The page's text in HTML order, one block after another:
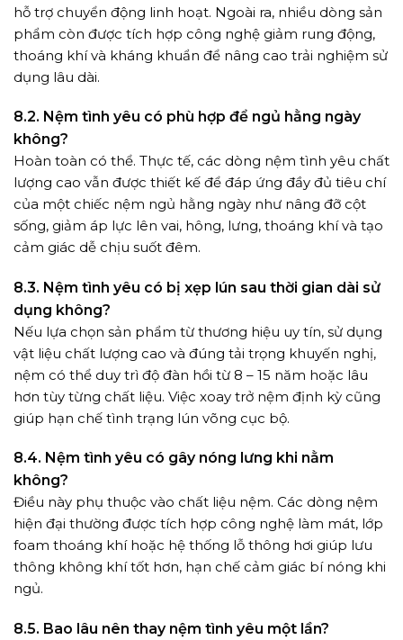
hỗ trợ chuyển động linh hoạt. Ngoài ra, nhiều dòng sản
phẩm còn được tích hợp công nghệ giảm rung động,
thoáng khí và kháng khuẩn để nâng cao trải nghiệm sử
dụng lâu dài.
8.2. Nệm tình yêu có phù hợp để ngủ hằng ngày
không?
Hoàn toàn có thể. Thực tế, các dòng nệm tình yêu chất
lượng cao vẫn được thiết kế để đáp ứng đầy đủ tiêu chí
của một chiếc nệm ngủ hằng ngày như nâng đỡ cột
sống, giảm áp lực lên vai, hông, lưng, thoáng khí và tạo
cảm giác dễ chịu suốt đêm.
8.3. Nệm tình yêu có bị xẹp lún sau thời gian dài sử
dụng không?
Nếu lựa chọn sản phẩm từ thương hiệu uy tín, sử dụng
vật liệu chất lượng cao và đúng tải trọng khuyến nghị,
nệm có thể duy trì độ đàn hồi từ 8 – 15 năm hoặc lâu
hơn tùy từng chất liệu. Việc xoay trở nệm định kỳ cũng
giúp hạn chế tình trạng lún võng cục bộ.
8.4. Nệm tình yêu có gây nóng lưng khi nằm
không?
Điều này phụ thuộc vào chất liệu nệm. Các dòng nệm
hiện đại thường được tích hợp công nghệ làm mát, lớp
foam thoáng khí hoặc hệ thống lỗ thông hơi giúp lưu
thông không khí tốt hơn, hạn chế cảm giác bí nóng khi
ngủ.
8.5. Bao lâu nên thay nệm tình yêu một lần?